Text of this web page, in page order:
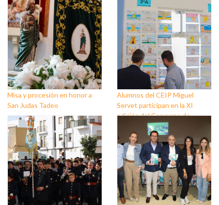
Misa y procesión en honor a
San Judas Tadeo
Alumnos del CEIP Miguel
Servet participan en la XI
edición del Concurso de
dibujos ‘Balerma y la Mar’ que
pone en valor las tradiciones
del núcleo